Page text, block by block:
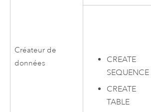
Créateur de
données
CREATE
SEQUENCE
CREATE
TABLE